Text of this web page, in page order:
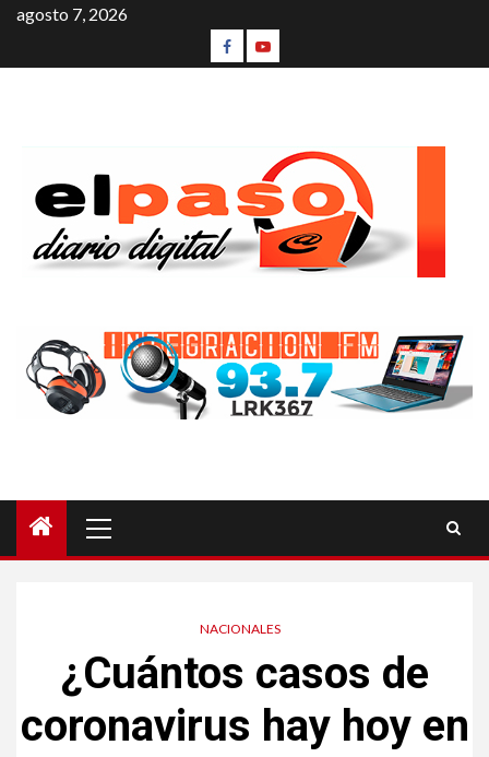
agosto 7, 2026
NACIONALES
¿Cuántos casos de
coronavirus hay hoy en